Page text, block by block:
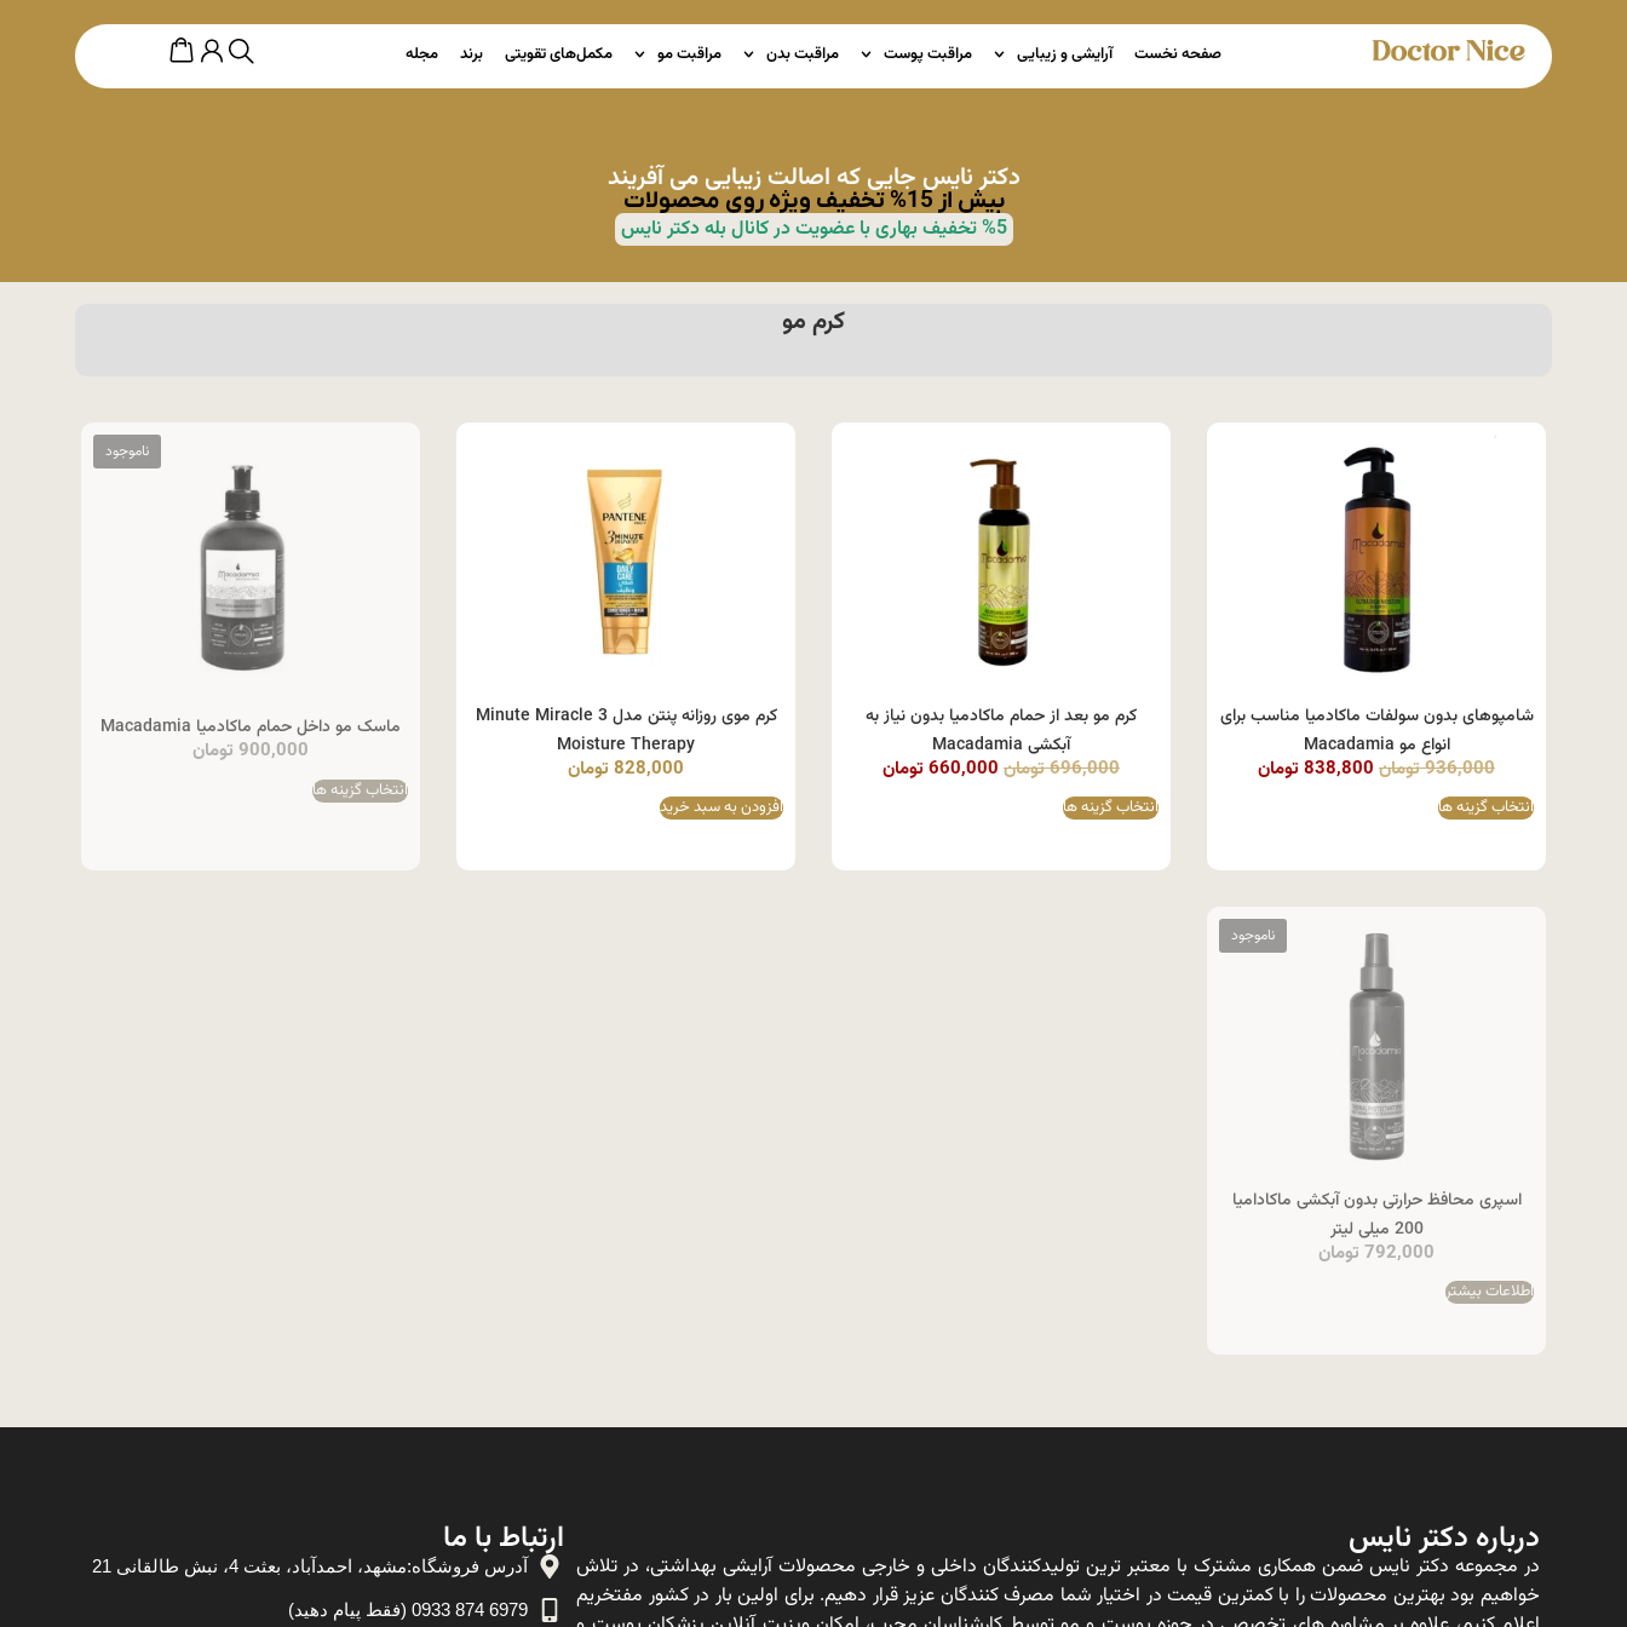
صفحه نخست آرایشی و زیبایی مراقبت پوست مراقبت بدن مراقبت مو مکمل‌های تقویتی برند مجله
دکتر نایس جایی که اصالت زیبایی می آفریند
بیش از 15% تخفیف ویژه روی محصولات
%5 تخفیف بهاری با عضویت در کانال بله دکتر نایس
کرم مو
شامپوهای بدون سولفات ماکادمیا مناسب برای
انواع مو Macadamia
936,000تومان 838,800 تومان
انتخاب گزینه ها
كرم مو بعد از حمام ماکادمیا بدون نیاز به
آبکشی Macadamia
696,000تومان 660,000 تومان
انتخاب گزینه ها
کرم موی روزانه پنتن مدل 3 Minute Miracle
Moisture Therapy
828,000 تومان
افزودن به سبد خرید
ماسک مو داخل حمام ماکادمیا Macadamia
900,000 تومان
انتخاب گزینه ها
اسپری محافظ حرارتی بدون آبکشی ماکادامیا
200 میلی لیتر
792,000 تومان
اطلاعات بیشتر
درباره دکتر نایس
در مجموعه دکتر نایس ضمن همکاری مشترک با معتبر ترین تولیدکنندگان داخلی و خارجی محصولات آرایشی بهداشتی، در تلاش
خواهیم بود بهترین محصولات را با کمترین قیمت در اختیار شما مصرف کنندگان عزیز قرار دهیم. برای اولین بار در کشور مفتخریم
ارتباط با ما
آدرس فروشگاه:مشهد، احمدآباد، بعثت 4، نبش طالقانی 21
6979 874 0933 (فقط پیام دهید)